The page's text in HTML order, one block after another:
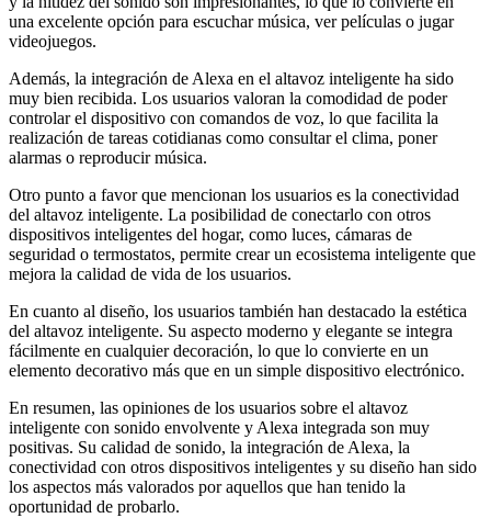
una excelente opción para escuchar música, ver películas o jugar
videojuegos.
Además, la integración de Alexa en el altavoz inteligente ha sido
muy bien recibida. Los usuarios valoran la comodidad de poder
controlar el dispositivo con comandos de voz, lo que facilita la
realización de tareas cotidianas como consultar el clima, poner
alarmas o reproducir música.
Otro punto a favor que mencionan los usuarios es la conectividad
del altavoz inteligente. La posibilidad de conectarlo con otros
dispositivos inteligentes del hogar, como luces, cámaras de
seguridad o termostatos, permite crear un ecosistema inteligente que
mejora la calidad de vida de los usuarios.
En cuanto al diseño, los usuarios también han destacado la estética
del altavoz inteligente. Su aspecto moderno y elegante se integra
fácilmente en cualquier decoración, lo que lo convierte en un
elemento decorativo más que en un simple dispositivo electrónico.
En resumen, las opiniones de los usuarios sobre el altavoz
inteligente con sonido envolvente y Alexa integrada son muy
positivas. Su calidad de sonido, la integración de Alexa, la
conectividad con otros dispositivos inteligentes y su diseño han sido
los aspectos más valorados por aquellos que han tenido la
oportunidad de probarlo.